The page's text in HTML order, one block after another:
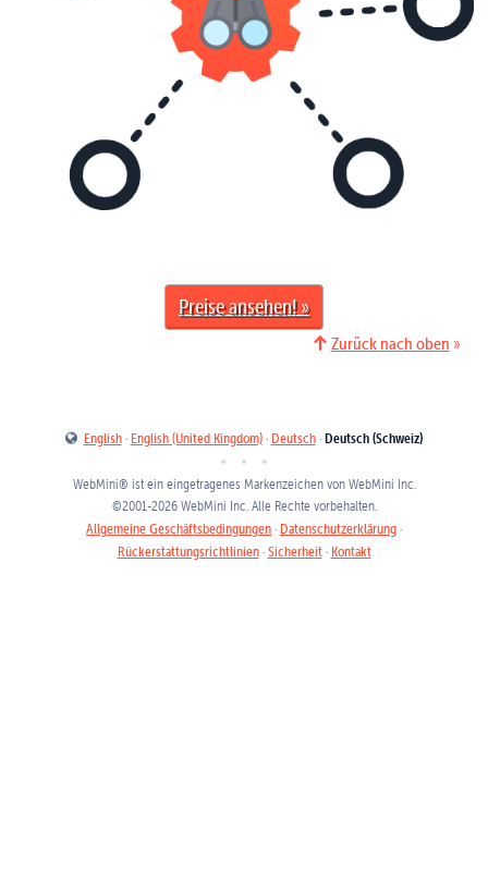
Preise ansehen
Zurück nach oben
English· English (United Kingdom)· Deutsch·Deutsch (Schweiz)
WebMini® ist ein eingetragenes Markenzeichen vonWebMini Inc.
©2001-2026WebMini Inc.Alle Rechte vorbehalten.
Allgemeine Geschäftsbedingungen· Datenschutzerklärung·
Rückerstattungsrichtlinien·Sicherheit· Kontakt